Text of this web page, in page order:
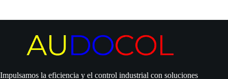
Impulsamos la eficiencia y el control industrial con soluciones